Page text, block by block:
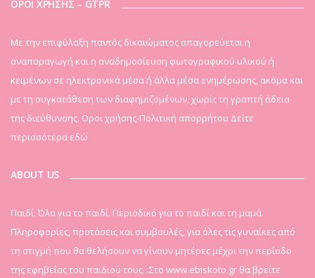
ΟΡΟΙ ΧΡΗΣΗΣ – GTPR
Mε την επιφύλαξη παντός δικαιώματος απαγορεύεται η
αναπαραγωγή και η αναδημοσίευση φωτογραφικού υλικού ή
κειμένων σε ηλεκτρονικά μέσα ή άλλα μέσα ενημέρωσης, ακόμα και
με τη συγκατάθεση των διαφημιζομένων, χωρίς τη γραπτή άδεια
της διεύθυνσης. Οροι χρήσης-Πολιτική απορρήτου Δείτε
περισσότερα εδώ
ABOUT US
Παιδί. Όλα για το παιδί. Περιοδικό για το παιδί και τη μαμά.
Πληροφορίες, προτάσεις και συμβουλές, για όλες τις γυναίκες από
τη στιγμή που θα θελήσουν να γίνουν μητέρες μέχρι την περίοδο
της εφηβείας του παιδιού τους...Στο www.ebiskoto.gr θα βρείτε